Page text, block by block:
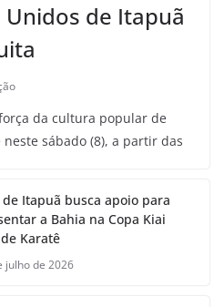
de Itapuã
da cultura popular de
sábado (8), a partir das
Itapuã busca apoio para
a Bahia na Copa Kiai
Karatê
julho de 2026